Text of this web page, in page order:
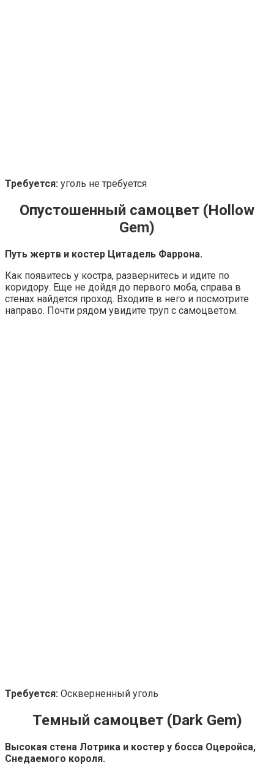
Требуется: уголь не требуется
Опустошенный самоцвет (Hollow
Gem)
Путь жертв и костер Цитадель Фаррона.
Как появитесь у костра, развернитесь и идите по
коридору. Еще не дойдя до первого моба, справа в
стенах найдется проход. Входите в него и посмотрите
направо. Почти рядом увидите труп с самоцветом.
Требуется: Оскверненный уголь
Темный самоцвет (Dark Gem)
Высокая стена Лотрика и костер у босса Оцеройса,
Снедаемого короля.